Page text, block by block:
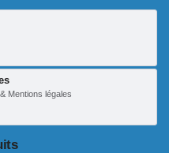
Mentions légales